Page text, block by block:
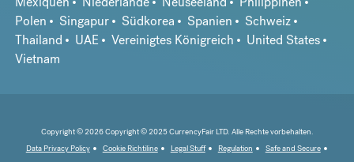
Polen
Singapur Südkorea Spanien
Schweiz
Thailand
UAE Vereinigtes Königreich
United States
Vietnam
Copyright © 2026 Copyright © 2025 CurrencyFair LTD. Alle Rechte vorbehalten.
Data Privacy Policy
Cookie Richtiline Legal Stuff Regulation
Safe and Secure